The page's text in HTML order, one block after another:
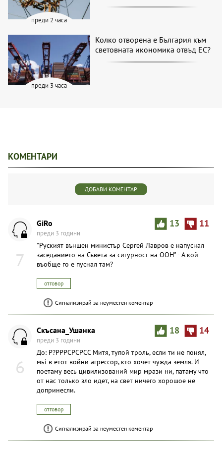
преди 2 часа
преди 3 часа
Колко отворена е България към
световната икономика отвъд ЕС?
КОМЕНТАРИ
ДОБАВИ КОМЕНТАР
7
13 11
GiRo
преди 3 години
"Руският външен министър Сергей Лавров е напуснал
заседанието на Съвета за сигурност на ООН" - А кой
въобще го е пуснал там?
отговор
Сигнализирай за неуместен коментар
6
18 14
Скъсана_Ушанка
преди 3 години
До: Р?РРРСРСРСС Митя, тупой тpoль, если ти не понял,
мьi в етот войни агрессор, кто хочет чужда земля. И
поетаму весь цивилизований мир мрази ни, патаму что
от нас только зло идет, на свет ничего хорошое не
допринесли.
отговор
Сигнализирай за неуместен коментар